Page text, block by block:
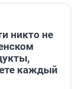
никто не
каждый